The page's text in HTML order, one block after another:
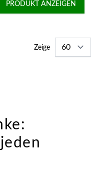
PRODUKT ANZEIGEN
Zeige